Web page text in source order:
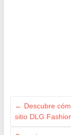
← Descubre
sitio DLG